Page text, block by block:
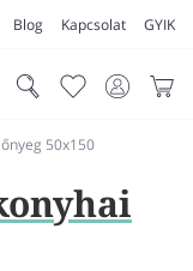
Blog Kapcsolat GYIK
50x150